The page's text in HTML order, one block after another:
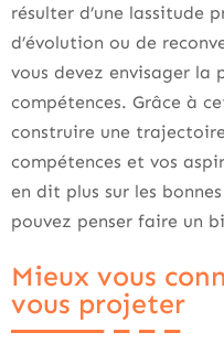
résulter d’une lassitude
d’évolution ou de
vous devez envisager
compétences. Grâce à
construire une
compétences et vos
en dit plus sur les
pouvez penser faire un
Mieux vous
vous projeter